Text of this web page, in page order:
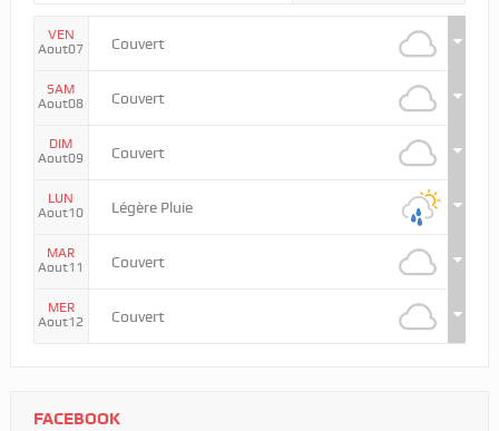
VEN
Aout07
Couvert
SAM
Aout08
Couvert
DIM
Aout09
Couvert
LUN
Aout10
Légère Pluie
MAR
Aout11
Couvert
MER
Aout12
Couvert
FACEBOOK